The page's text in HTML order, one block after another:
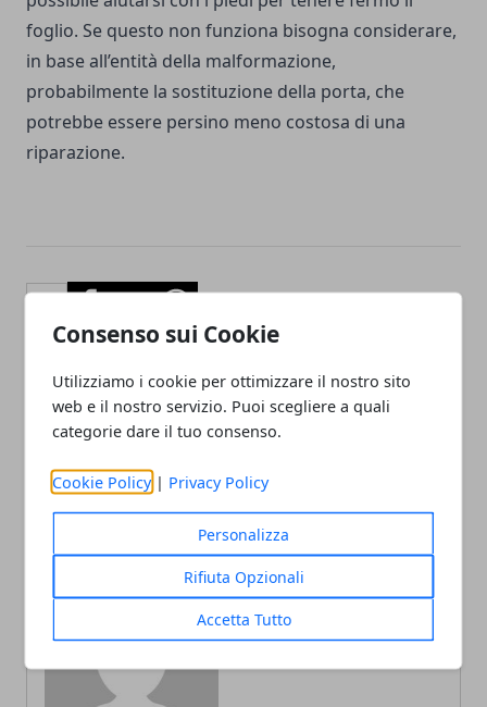
Consenso sui Cookie
Utilizziamo i cookie per ottimizzare il nostro sito
web e il nostro servizio. Puoi scegliere a quali
categorie dare il tuo consenso.
Cookie Policy | Privacy Policy
Personalizza
Rifiuta Opzionali
Accetta Tutto
foglio. Se questo non funziona bisogna considerare,
in base all’entità della malformazione,
probabilmente la sostituzione della porta, che
potrebbe essere persino meno costosa di una
riparazione.
Facebook
TwitterWhatsapp
Articolo Precedente
Cinque accessori da avere
Articolo Successivo
Redazione